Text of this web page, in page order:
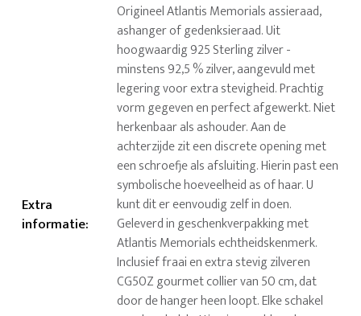
Extra
informatie:
Origineel Atlantis Memorials assieraad,
ashanger of gedenksieraad. Uit
hoogwaardig 925 Sterling zilver -
minstens 92,5 % zilver, aangevuld met
legering voor extra stevigheid. Prachtig
vorm gegeven en perfect afgewerkt. Niet
herkenbaar als ashouder. Aan de
achterzijde zit een discrete opening met
een schroefje als afsluiting. Hierin past een
symbolische hoeveelheid as of haar. U
kunt dit er eenvoudig zelf in doen.
Geleverd in geschenkverpakking met
Atlantis Memorials echtheidskenmerk.
Inclusief fraai en extra stevig zilveren
CG50Z gourmet collier van 50 cm, dat
door de hanger heen loopt. Elke schakel